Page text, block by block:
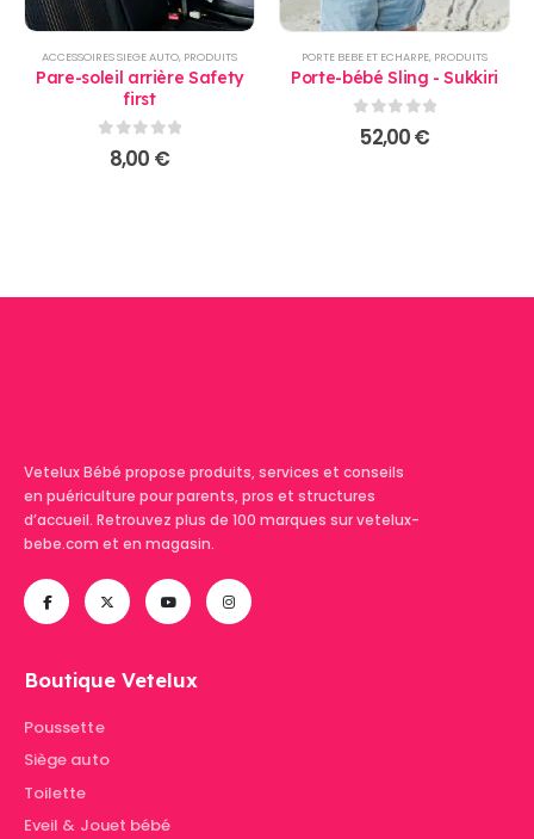
ACCESSOIRES SIEGE AUTO, PRODUITS
Pare-soleil arrière Safety
first
sur 5
8,00 €
PORTE BEBE ET ECHARPE, PRODUITS
Porte-bébé Sling - Sukkiri
0sur 5
52,00€
Vetelux Bébé propose produits, services et conseils
en puériculture pour parents, pros et structures
d’accueil. Retrouvez plus de 100 marques sur vetelux-
bebe.com et en magasin.
Boutique Vetelux
Poussette
Siège auto
Toilette
Eveil & Jouet bébé